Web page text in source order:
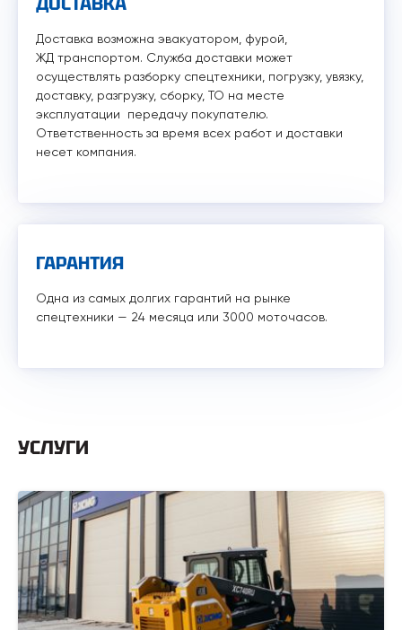
Доставка возможна эвакуатором, фурой,
ЖД транспортом. Служба доставки может
осуществлять разборку спецтехники, погрузку, увязку,
доставку, разгрузку, сборку, ТО на месте
эксплуатации передачу покупателю.
Ответственность за время всех работ и доставки
несет компания.
ГАРАНТИЯ
Одна из самых долгих гарантий на рынке
спецтехники — 24 месяца или 3000 моточасов.
УСЛУГИ